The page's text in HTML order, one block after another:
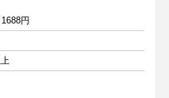
円